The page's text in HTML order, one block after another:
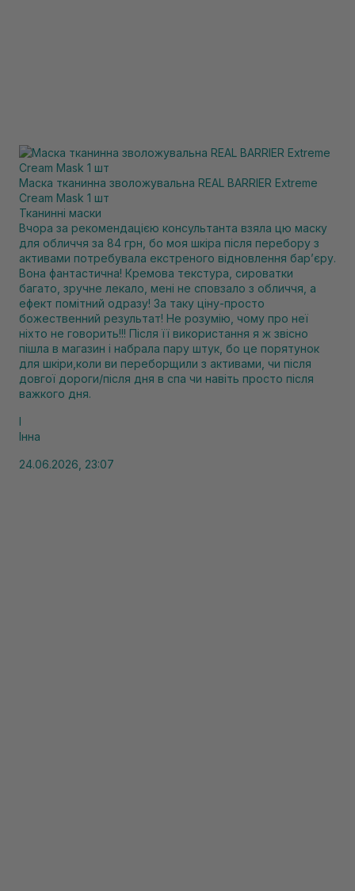
Маска тканинна зволожувальна REAL BARRIER Extreme
Cream Mask 1 шт
Тканинні маски
Вчора за рекомендацією консультанта взяла цю маску
для обличчя за 84 грн, бо моя шкіра після перебору з
активами потребувала екстреного відновлення барʼєру.
Вона фантастична! Кремова текстура, сироватки
багато, зручне лекало, мені не сповзало з обличчя, а
ефект помітний одразу! За таку ціну-просто
божественний результат! Не розумію, чому про неї
ніхто не говорить!!! Після її використання я ж звісно
пішла в магазин і набрала пару штук, бо це порятунок
для шкіри,коли ви переборщили з активами, чи після
довгої дороги/після дня в спа чи навіть просто після
важкого дня.
І
Інна
24.06.2026, 23:07